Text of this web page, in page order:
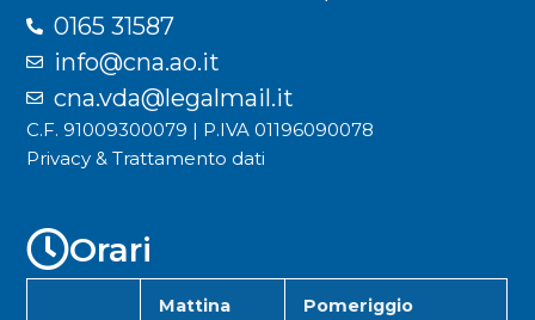
0165 31587
info@cna.ao.it
cna.vda@legalmail.it
C.F. 91009300079 | P.IVA 01196090078
Privacy & Trattamento dati
Orari
Mattina Pomeriggio